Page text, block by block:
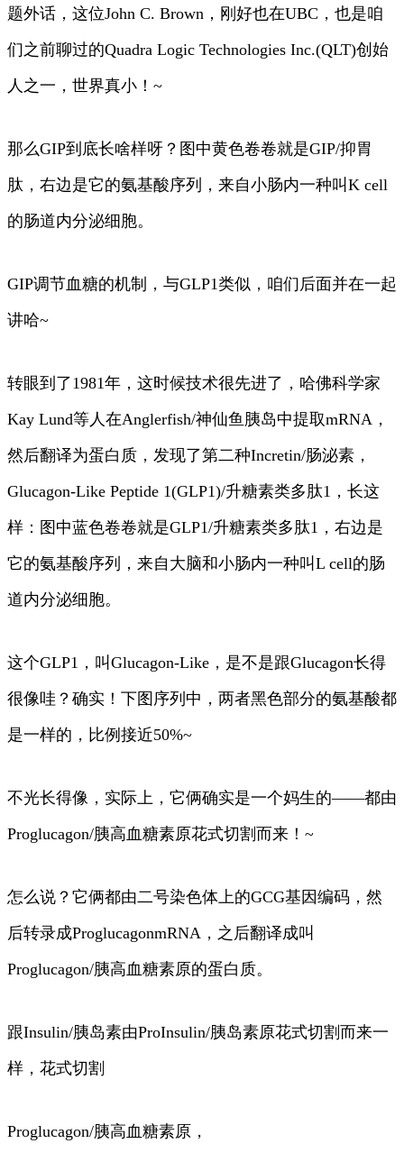
题外话，这位John C. Brown，刚好也在UBC，也是咱
们之前聊过的Quadra Logic Technologies Inc.(QLT)创始
人之一，世界真小！~
那么GIP到底长啥样呀？图中黄色卷卷就是GIP/抑胃
肽，右边是它的氨基酸序列，来自小肠内一种叫K cell
的肠道内分泌细胞。
GIP调节血糖的机制，与GLP1类似，咱们后面并在一起
讲哈~
转眼到了1981年，这时候技术很先进了，哈佛科学家
Kay Lund等人在Anglerfish/神仙鱼胰岛中提取mRNA，
然后翻译为蛋白质，发现了第二种Incretin/肠泌素，
Glucagon-Like Peptide 1(GLP1)/升糖素类多肽1，长这
样：图中蓝色卷卷就是GLP1/升糖素类多肽1，右边是
它的氨基酸序列，来自大脑和小肠内一种叫L cell的肠
道内分泌细胞。
这个GLP1，叫Glucagon-Like，是不是跟Glucagon长得
很像哇？确实！下图序列中，两者黑色部分的氨基酸都
是一样的，比例接近50%~
不光长得像，实际上，它俩确实是一个妈生的——都由
Proglucagon/胰高血糖素原花式切割而来！~
怎么说？它俩都由二号染色体上的GCG基因编码，然
后转录成ProglucagonmRNA，之后翻译成叫
Proglucagon/胰高血糖素原的蛋白质。
跟Insulin/胰岛素由ProInsulin/胰岛素原花式切割而来一
样，花式切割
Proglucagon/胰高血糖素原，